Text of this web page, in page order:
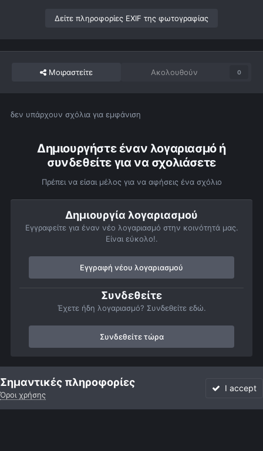
Δείτε πληροφορίες EXIF της φωτογραφίας
Μοιραστείτε Ακολουθούν 0
δεν υπάρχουν σχόλια για εμφάνιση
Δημιουργήστε έναν λογαριασμό ή
συνδεθείτε για να σχολιάσετε
Πρέπει να είσαι μέλος για να αφήσεις ένα σχόλιο
Δημιουργία λογαριασμού
Εγγραφείτε για έναν νέο λογαριασμό στην κοινότητά μας.
Είναι εύκολο!.
Εγγραφή νέου λογαριασμού
Συνδεθείτε
Έχετε ήδη λογαριασμό? Συνδεθείτε εδώ.
Συνδεθείτε τώρα
Αρχή Αστροφωτογραφίες Member Albums
Σημαντικές πληροφορίες
Όροι χρήσης
I accept
Forum